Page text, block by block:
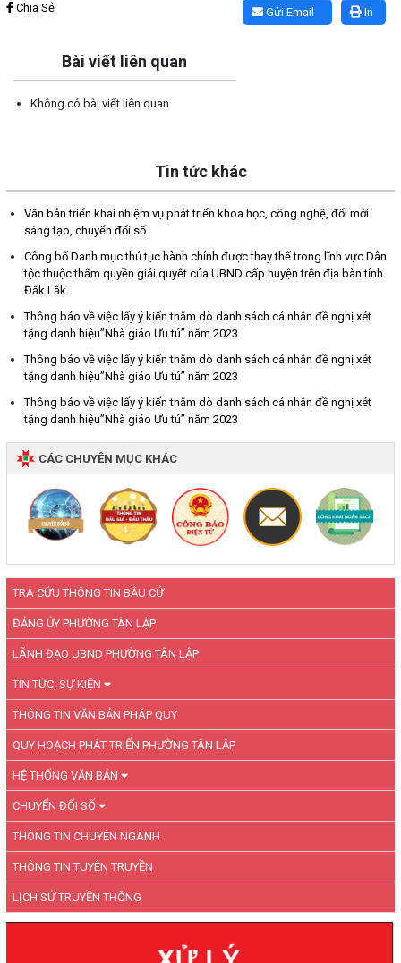
TRA CỨU THÔNG TIN BẦU CỬ
ĐẢNG ỦY PHƯỜNG TÂN LẬP
LÃNH ĐẠO UBND PHƯỜNG TÂN LẬP
TIN TỨC, SỰ KIỆN
THÔNG TIN VĂN BẢN PHÁP QUY
QUY HOẠCH PHÁT TRIỂN PHƯỜNG TÂN LẬP
HỆ THỐNG VĂN BẢN
CHUYỂN ĐỔI SỐ
THÔNG TIN CHUYÊN NGÀNH
THÔNG TIN TUYÊN TRUYỀN
LỊCH SỬ TRUYỀN THỐNG
In
Gửi Email
Chia Sẻ
Bài viết liên quan
Không có bài viết liên quan
Tin tức khác
Văn bản triển khai nhiệm vụ phát triển khoa học, công nghệ, đổi mới
sáng tạo, chuyển đổi số
Công bố Danh mục thủ tục hành chính được thay thế trong lĩnh vực Dân
tộc thuộc thẩm quyền giải quyết của UBND cấp huyện trên địa bàn tỉnh
Đắk Lắk
Thông báo về việc lấy ý kiến thăm dò danh sách cá nhân đề nghị xét
tặng danh hiệu”Nhà giáo Ưu tú” năm 2023
Thông báo về việc lấy ý kiến thăm dò danh sách cá nhân đề nghị xét
tặng danh hiệu”Nhà giáo Ưu tú” năm 2023
Thông báo về việc lấy ý kiến thăm dò danh sách cá nhân đề nghị xét
tặng danh hiệu”Nhà giáo Ưu tú” năm 2023
CÁC CHUYÊN MỤC KHÁC